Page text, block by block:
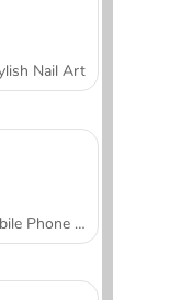
Nail Art
Mobile Phone Case Design & DIY